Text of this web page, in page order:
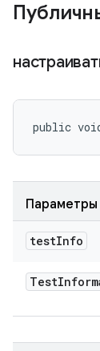
public
Параметры
testInfo
Test